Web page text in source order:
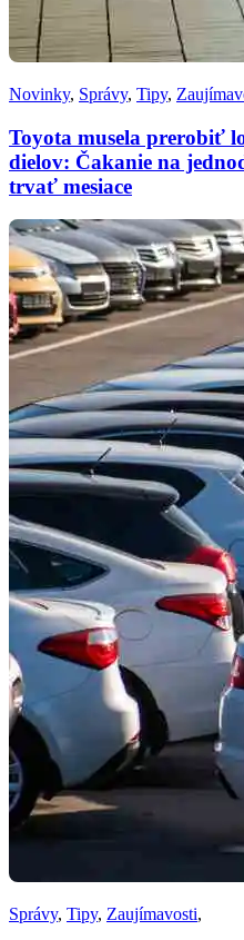
Novinky, Správy, Tipy,
Toyota musela prerobiť
dielov: Čakanie na
trvať mesiace
Správy, Tipy, Zaujímavosti,